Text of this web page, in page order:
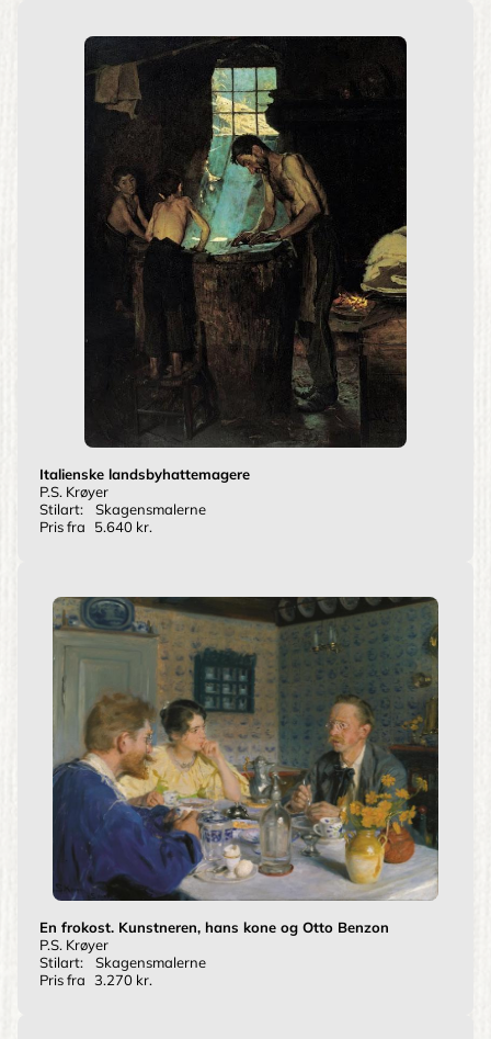
Italienske landsbyhattemagere
P.S. Krøyer
Stilart:
Skagensmalerne
Pris fra
5.640 kr.
En frokost. Kunstneren, hans kone og Otto Benzon
P.S. Krøyer
Stilart:
Skagensmalerne
Pris fra 3.270 kr.